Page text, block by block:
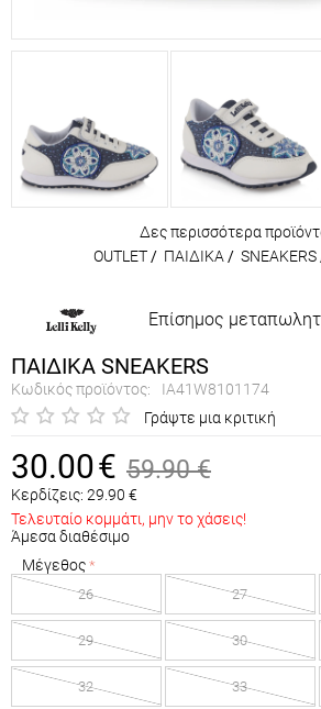
Δες περισσότερα
OUTLET / ΠΑΙΔΙΚΑ / SNEAKERS
Επίσημος
ΠΑΙΔΙΚΑ SNEAKERS
Κωδικός προϊόντος:
IA41W8101174
Γράψτε μια κριτική
30.00€ 59.90 €
Κερδίζεις: 29.90 €
Τελευταίο κομμάτι, μην το χάσεις!
Άμεσα διαθέσιμο
Μέγεθος
26 27
29 30
32 33